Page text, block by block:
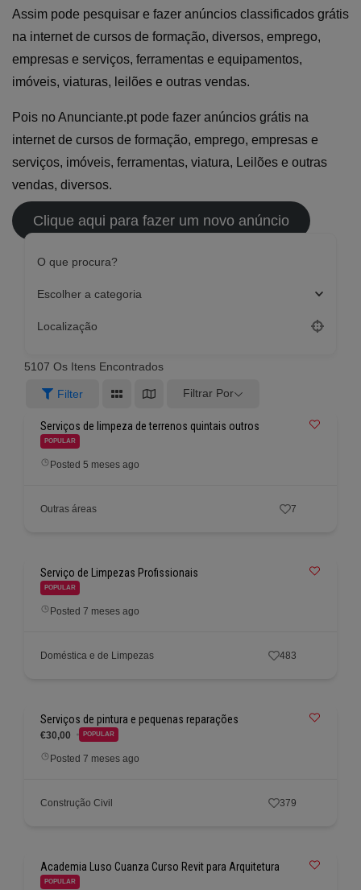
Assim pode pesquisar e fazer anúncios classificados grátis
na internet de cursos de formação, diversos, emprego,
empresas e serviços, ferramentas e equipamentos,
imóveis, viaturas, leilões e outras vendas.
Pois no Anunciante.pt pode fazer anúncios grátis na
internet de cursos de formação, emprego, empresas e
serviços, imóveis, ferramentas, viatura, Leilões e outras
vendas, diversos.
Clique aqui para fazer um novo anúncio
O que procura?
Escolher a categoria
Localização
5107 Os Itens Encontrados
Filter Filtrar Por
Serviços de limpeza de terrenos quintais outros
POPULAR
Posted 5 meses ago
Outras áreas 7
Serviço de Limpezas Profissionais
POPULAR
Posted 7 meses ago
Doméstica e de Limpezas 483
Serviços de pintura e pequenas reparações
€30,00 POPULAR
Posted 7 meses ago
Construção Civil 379
Academia Luso Cuanza Curso Revit para Arquitetura
POPULAR